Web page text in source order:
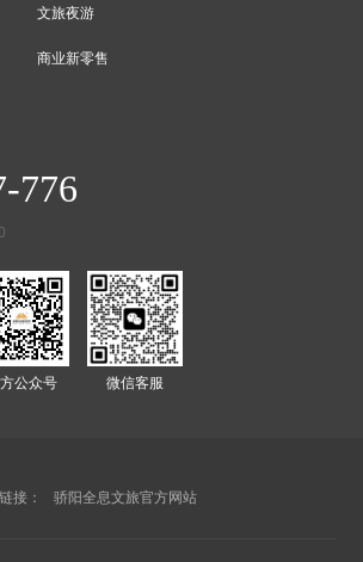
文旅夜游
商业新零售
776
公众号 微信客服
接： 骄阳全息文旅官方网站